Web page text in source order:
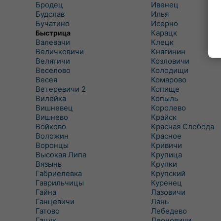
Бродец
Будслав
Бучатино
Быстрица
Валевачи
Величковичи
Велятичи
Веселово
Весея
Ветеревичи 2
Вилейка
Вишневец
Вишнево
Войково
Воложин
Воронцы
Высокая Липа
Вязынь
Габриелевка
Гаврильчицы
Гайна
Ганцевичи
Гатово
Ивенец
Илья
Исерно
Карацк
Клецк
Княгинин
Козловичи
Колодищи
Комарово
Копище
Копыль
Королево
Крайск
Красная Слобода
Красное
Кривичи
Крупица
Крупки
Крупский
Куренец
Лазовичи
Лань
Лебедево